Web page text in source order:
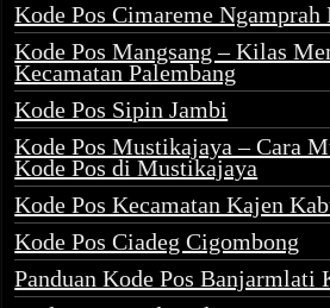
Kode Pos Cimareme Ngamprah
Kode Pos Mangsang – Kilas
Kecamatan Palembang
Kode Pos Sipin Jambi
Kode Pos Mustikajaya – Cara
Kode Pos di Mustikajaya
Kode Pos Kecamatan Kajen
Kode Pos Ciadeg Cigombong
Panduan Kode Pos Banjarmlati